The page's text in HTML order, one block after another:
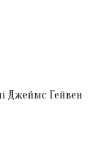
Джеймс Гейвен